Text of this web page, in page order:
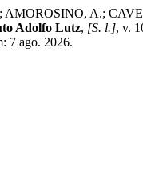
A.; CAVE,
Adolfo Lutz, [S. l.], v.
7 ago. 2026.